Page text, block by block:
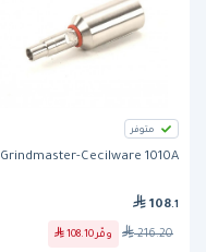
متوفر
Grindmaster-Cecilware 1010A
108.1
216.20 وفّر 108.10